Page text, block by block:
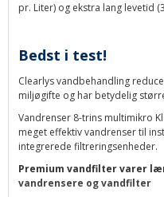
pr. Liter) og ekstra lang levetid
Bedst i test!
Clearlys vandbehandling
miljøgifte og har betydelig
Vandrenser 8-trins multimikro
meget effektiv vandrenser til
integrerede filtreringsenheder.
Premium vandfilter varer
vandrensere og vandfilter